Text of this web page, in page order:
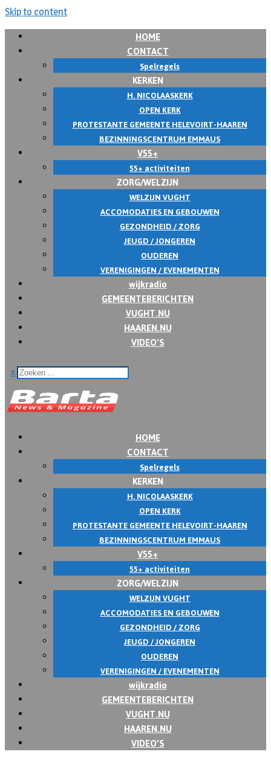
Skip to content
HOME
CONTACT
Spelregels
KERKEN
H. NICOLAASKERK
OPEN KERK
PROTESTANTE GEMEENTE HELEVOIRT-HAAREN
BEZINNINGSCENTRUM EMMAUS
V55+
55+ activiteiten
ZORG/WELZIJN
WELZIJN VUGHT
ACCOMODATIES EN GEBOUWEN
GEZONDHEID / ZORG
JEUGD / JONGEREN
OUDEREN
VERENIGINGEN / EVENEMENTEN
wijkradio
GEMEENTEBERICHTEN
VUGHT.NU
HAAREN.NU
VIDEO’S
x
HOME
CONTACT
Spelregels
KERKEN
H. NICOLAASKERK
OPEN KERK
PROTESTANTE GEMEENTE HELEVOIRT-HAAREN
BEZINNINGSCENTRUM EMMAUS
V55+
55+ activiteiten
ZORG/WELZIJN
WELZIJN VUGHT
ACCOMODATIES EN GEBOUWEN
GEZONDHEID / ZORG
JEUGD / JONGEREN
OUDEREN
VERENIGINGEN / EVENEMENTEN
wijkradio
GEMEENTEBERICHTEN
VUGHT.NU
HAAREN.NU
VIDEO’S